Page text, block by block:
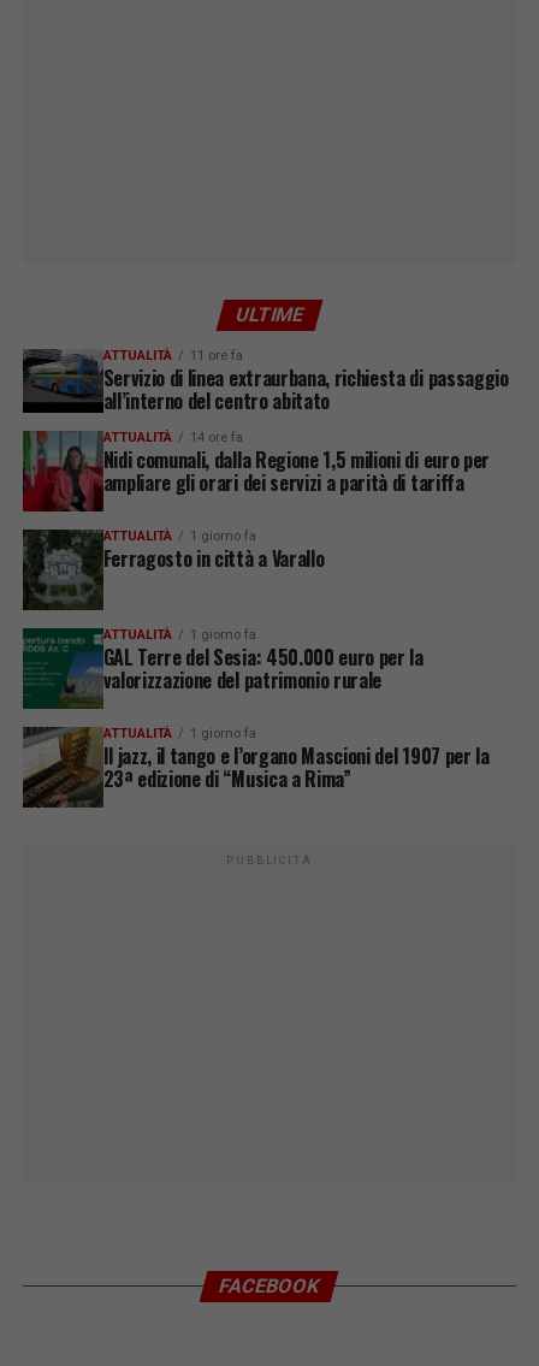
ULTIME
ATTUALITÀ 11 ore fa
Servizio di linea extraurbana, richiesta di passaggio
all’interno del centro abitato
ATTUALITÀ 14 ore fa
Nidi comunali, dalla Regione 1,5 milioni di euro per
ampliare gli orari dei servizi a parità di tariffa
ATTUALITÀ 1 giorno fa
Ferragosto in città a Varallo
ATTUALITÀ 1 giorno fa
GAL Terre del Sesia: 450.000 euro per la
valorizzazione del patrimonio rurale
ATTUALITÀ 1 giorno fa
Il jazz, il tango e l’organo Mascioni del 1907 per la
23ª edizione di “Musica a Rima”
PUBBLICITÀ
FACEBOOK